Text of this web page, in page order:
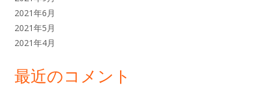
2021年6月
2021年5月
2021年4月
最近のコメント